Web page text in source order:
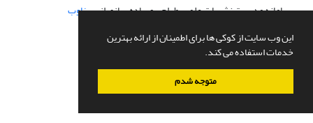
این وب سایت از کوکی ها برای اطمینان از ارائه بهترین
خدمات استفاده می کند.
متوجه شدم
سامانه مدیریت نشریات علمی.طراحی و پیاده سازی ازسیناوب